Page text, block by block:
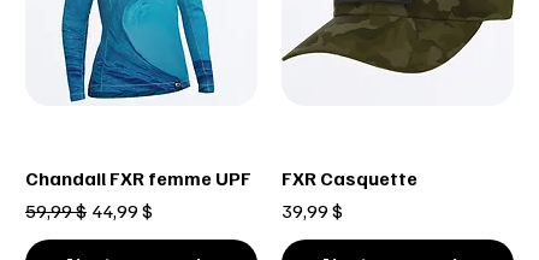
Chandail FXR femme UPF
Prix original
59,99 $ Prix promotionnel
44,99 $
FXR Casquette
Prix
39,99 $